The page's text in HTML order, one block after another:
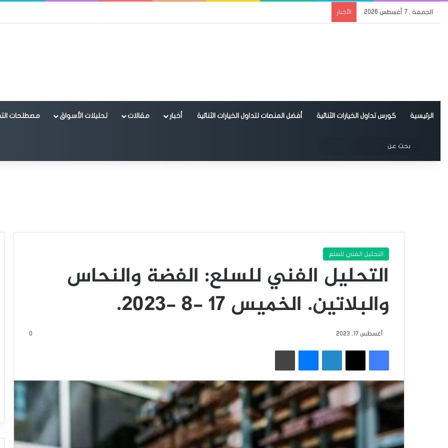
الجمعة , 7 أغسطس 2026 الأخبار
الرئيسية كورس تداول الخيارات الثنائية أفضل المنصات لتداول الخيارات الثنائية أخبار مقالات تحليلات الأسواق مصطلحات
الوضع المظلم
عن
التحليل الفني للسلع
التحليل الفني للسلع: الفضة والنحاس
والبلاتين. الخميس 17 -8 -2023.
أغسطس 17, 2023 0
فيسبوك
‫X لينكدإن ماسنجر طباعة